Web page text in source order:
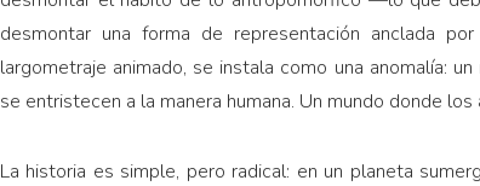
desmontar una forma de representación anclada
largometraje animado, se instala como una anomalía:
se entristecen a la manera humana. Un mundo donde
La historia es simple, pero radical: en un planeta